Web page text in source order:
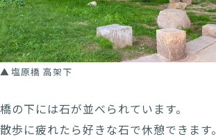
塩原橋 高架下
橋の下には石が並べられています。
散歩に疲れたら好きな石で休憩できます。